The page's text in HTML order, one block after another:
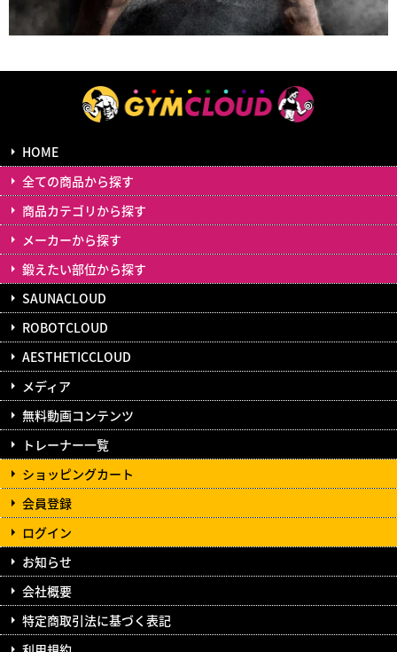
HOME
全ての商品から探す
商品カテゴリから探す
メーカーから探す
鍛えたい部位から探す
SAUNACLOUD
ROBOTCLOUD
AESTHETICCLOUD
メディア
無料動画コンテンツ
トレーナー一覧
ショッピングカート
会員登録
ログイン
お知らせ
会社概要
特定商取引法に基づく表記